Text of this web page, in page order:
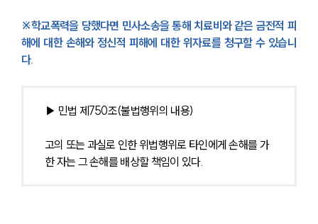
※학교폭력을 당했다면 민사소송을 통해 치료비와 같은 금전적 피
해에 대한 손해와 정신적 피해에 대한 위자료를 청구할 수 있습니
다.
▶ 민법 제750조(불법행위의 내용)
고의 또는 과실로 인한 위법행위로 타인에게 손해를 가
한 자는 그 손해를 배상할 책임이 있다.